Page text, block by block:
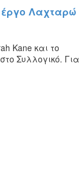
έργο Λαχταρώ
Kane και το
Συλλογικό. Για